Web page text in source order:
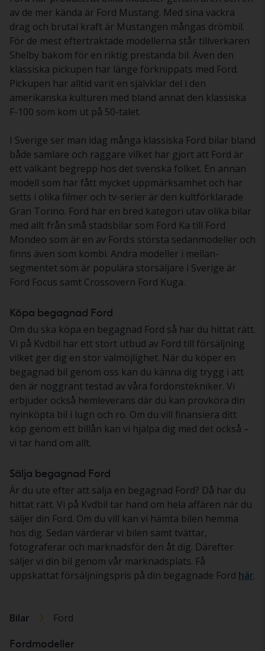
av de mer kända är Ford Mustang. Med sina vackra
drag och brutal kraft är Mustangen mångas drömbil.
För de mest eftertraktade modellerna står tillverkaren
Shelby bakom för en riktig prestanda bil. Även den
klassiska pickupen har länge förknippats med Ford.
Pickupen har alltid varit en självklar del i den
amerikanska kulturen med bland annat den klassiska
F-100 som kom ut på 50-talet.
I Sverige ser man idag många klassiska Ford bilar bland
både samlare och raggare vilket har gjort att Ford är
ett välkänt begrepp hos det svenska folket. En annan
modell som har fått mycket uppmärksamhet och har
setts i olika filmer och tv-serier är den kultförklarade
Gran Torino. Ford har en bred kategori utav olika bilar
med allt från små stadsbilar som Ford Ka till Ford
Mondeo som är en av Ford:s största sedanmodeller och
finns även som kombi. Andra modeller i mellan-
segmentet som är populära storsäljare i Sverige är
Ford Focus samt Crossovern Ford Kuga.
Köpa begagnad Ford
Om du ska köpa en begagnad Ford så har du hittat rätt.
Vi på Kvdbil har ett stort utbud av Ford till försäljning
vilket ger dig en stor valmöjlighet. När du köper en
begagnad bil genom oss kan du känna dig trygg i att
den är noggrant testad av våra fordonstekniker. Vi
erbjuder också hemleverans där du kan provköra din
nyinköpta bil i lugn och ro. Om du vill finansiera ditt
köp genom ett billån kan vi hjälpa dig med det också –
vi tar hand om allt.
Sälja begagnad Ford
Är du ute efter att sälja en begagnad Ford? Då har du
hittat rätt. Vi på Kvdbil tar hand om hela affären när du
säljer din Ford. Om du vill kan vi hämta bilen hemma
hos dig. Sedan värderar vi bilen samt tvättar,
fotograferar och marknadsför den åt dig. Därefter
säljer vi din bil genom vår marknadsplats. Få
uppskattat försäljningspris på din begagnade Ford här.
Bilar Ford
Fordmodeller